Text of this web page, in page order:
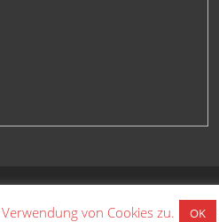
von Cookies zu. OK